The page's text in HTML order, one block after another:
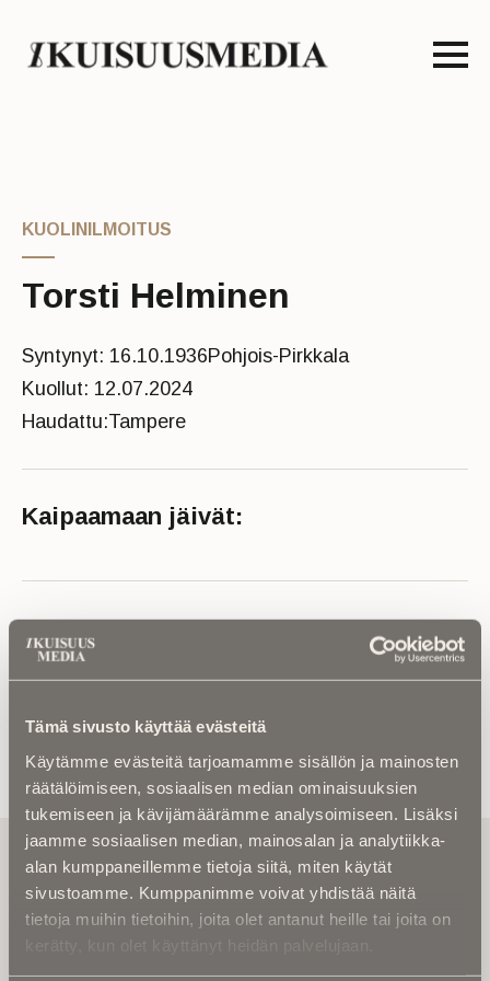
Tämä sivusto käyttää evästeitä
Käytämme evästeitä tarjoamamme sisällön ja mainosten
räätälöimiseen, sosiaalisen median ominaisuuksien
tukemiseen ja kävijämäärämme analysoimiseen. Lisäksi
jaamme sosiaalisen median, mainosalan ja analytiikka-
alan kumppaneillemme tietoja siitä, miten käytät
sivustoamme. Kumppanimme voivat yhdistää näitä
tietoja muihin tietoihin, joita olet antanut heille tai joita on
KUOLINILMOITUS
Torsti Helminen
Syntynyt: 16.10.1936Pohjois-Pirkkala
Kuollut: 12.07.2024
Haudattu:Tampere
Kaipaamaan jäivät:
Lue muistokirjoitus tai kuolinuutinen
Tilaa uutiskirje - Pääset heti parhaiden
artikkelien pariin!
Kirjoita alle sähköpostiosoitteesi niin saat kaksi kertaa